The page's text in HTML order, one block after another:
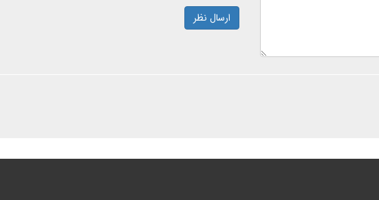
ارسال نظر